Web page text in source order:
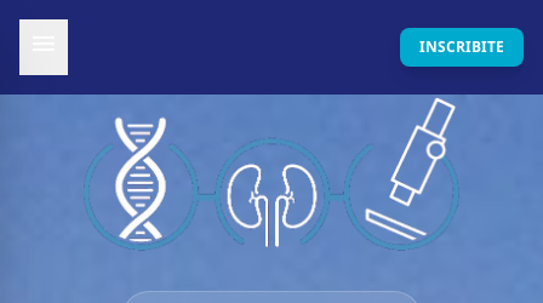
INSCRIBITE